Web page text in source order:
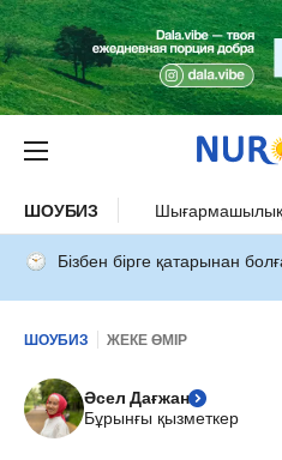
ШОУБИЗ Шығармашылық
Бізбен бірге қатарынан
ШОУБИЗ ЖЕКЕ ӨМІР
Әсел Дағжан
Бұрынғы қызметкер